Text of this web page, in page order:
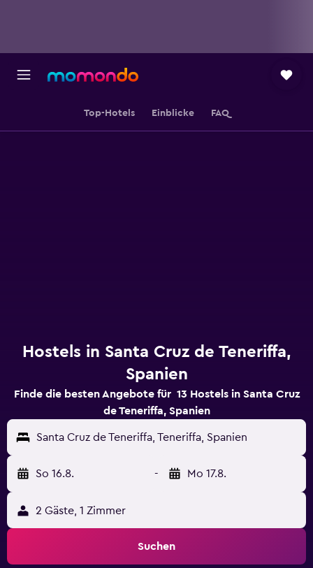
Top-Hotels Einblicke FAQ
Hostels in Santa Cruz de Teneriffa,
Spanien
Finde die besten Angebote für 13 Hostels in Santa Cruz
de Teneriffa, Spanien
Santa Cruz de Teneriffa, Teneriffa, Spanien
So 16.8. - Mo 17.8.
2 Gäste, 1 Zimmer
Suchen